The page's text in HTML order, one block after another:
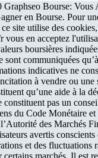
Bourse: Vous
en Bourse. Pour
site utilise des
vous en acceptez
boursières
sont communiquées
indicatives ne
à vendre ou une
qu’une aide à la
constituent pas un
du Code Monétaire
des Marchés
avertis conscients
et des fluctuations
marchés. Il est